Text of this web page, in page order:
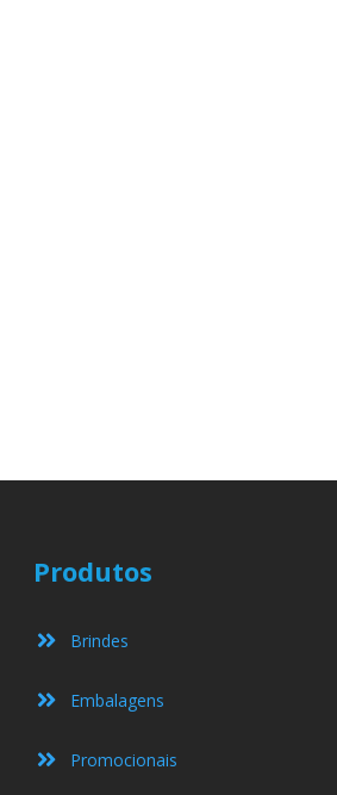
Produtos
Brindes
Embalagens
Promocionais